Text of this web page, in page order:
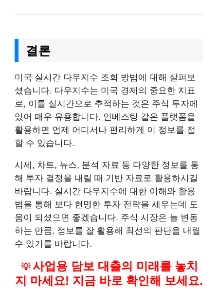
결론
미국 실시간 다우지수 조회 방법에 대해 살펴보
셨습니다. 다우지수는 미국 경제의 중요한 지표
로, 이를 실시간으로 추적하는 것은 주식 투자에
있어 매우 유용합니다. 인베스팅 같은 플랫폼을
활용하면 언제 어디서나 편리하게 이 정보를 접
할 수 있습니다.
시세, 차트, 뉴스, 분석 자료 등 다양한 정보를 통
해 투자 결정을 내릴 때 기반 자료로 활용하시길
바랍니다. 실시간 다우지수에 대한 이해와 활용
법을 통해 보다 현명한 투자 전략을 세우는데 도
움이 되셨으면 좋겠습니다. 주식 시장은 늘 변동
하는 만큼, 정보를 잘 활용해 최선의 판단을 내릴
수 있기를 바랍니다.
💡 사업용 담보 대출의 미래를 놓치
지 마세요! 지금 바로 확인해 보세요.